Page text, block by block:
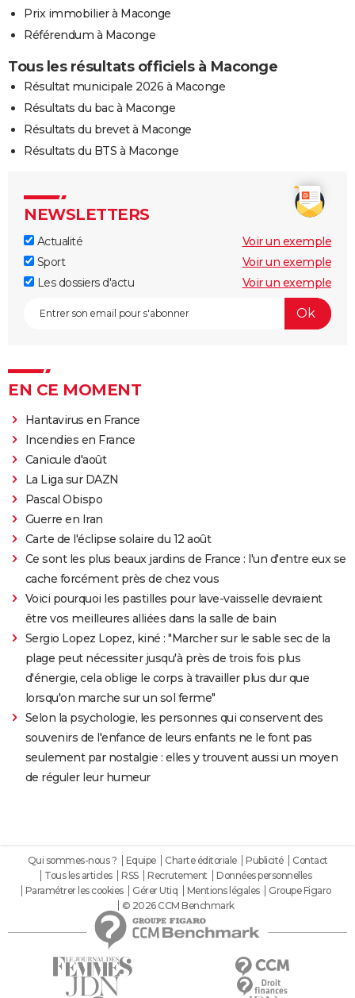
Prix immobilier à Maconge
Référendum à Maconge
Tous les résultats officiels à Maconge
Résultat municipale 2026 à Maconge
Résultats du bac à Maconge
Résultats du brevet à Maconge
Résultats du BTS à Maconge
NEWSLETTERS
Actualité
Voir un exemple
Sport
Voir un exemple
Les dossiers d'actu
Voir un exemple
EN CE MOMENT
Hantavirus en France
Incendies en France
Canicule d'août
La Liga sur DAZN
Pascal Obispo
Guerre en Iran
Carte de l'éclipse solaire du 12 août
Ce sont les plus beaux jardins de France : l'un d'entre eux se
cache forcément près de chez vous
Voici pourquoi les pastilles pour lave-vaisselle devraient
être vos meilleures alliées dans la salle de bain
Sergio Lopez Lopez, kiné : "Marcher sur le sable sec de la
plage peut nécessiter jusqu'à près de trois fois plus
d'énergie, cela oblige le corps à travailler plus dur que
lorsqu'on marche sur un sol ferme"
Selon la psychologie, les personnes qui conservent des
souvenirs de l'enfance de leurs enfants ne le font pas
seulement par nostalgie : elles y trouvent aussi un moyen
de réguler leur humeur
Qui sommes-nous ? Equipe Charte éditoriale Publicité
Contact
Tous les articles
RSS Recrutement
Données personnelles
Paramétrer les cookies
Gérer Utiq Mentions légales
Groupe Figaro
© 2026 CCM Benchmark